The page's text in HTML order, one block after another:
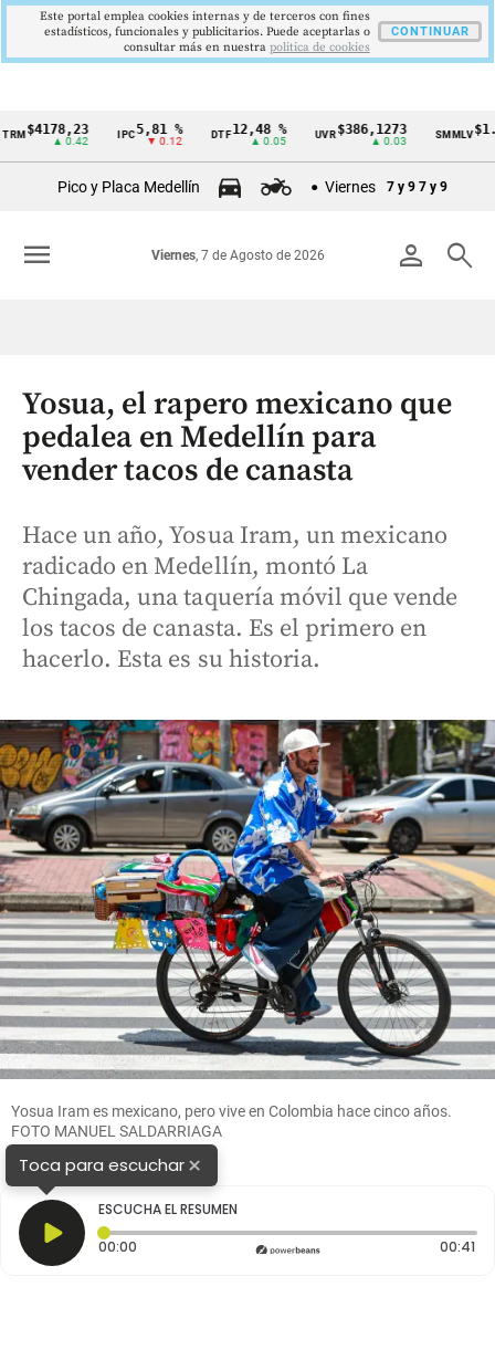
Cintillo
Colombia
▲ 0.42
IPC 5,81 %
▼ 0.12
DTF 12,48 %
▲ 0.05
UVR $386,1273
▲ 0.03
SMMLV
Pico y Placa Medellín Viernes 7 y 9 7 y 9
person search
Viernes, 7 de Agosto de 2026
menu
Yosua, el rapero mexicano que
pedalea en Medellín para
vender tacos de canasta
Hace un año, Yosua Iram, un mexicano
radicado en Medellín, montó La
Chingada, una taquería móvil que vende
los tacos de canasta. Es el primero en
hacerlo. Esta es su historia.
Yosua Iram es mexicano, pero vive en Colombia hace cinco años.
FOTO MANUEL SALDARRIAGA
Toca para escuchar×
ESCUCHA EL RESUMEN
00:00 Tiempo transcurrido: 0 segundos 00:41
Este portal emplea cookies internas y de terceros con fines
estadísticos, funcionales y publicitarios. Puede aceptarlas o
consultar más en nuestra politica de cookies
CONTINUAR